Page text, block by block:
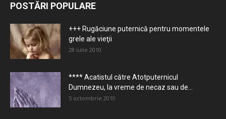
POSTĂRI POPULARE
+++ Rugăciune puternică pentru momentele
grele ale vieţii
28 iulie 2010
**** Acatistul către Atotputernicul
Dumnezeu, la vreme de necaz sau de...
5 octombrie 2010